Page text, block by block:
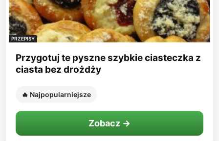
PRZEPISY
Przygotuj te pyszne szybkie ciasteczka z
ciasta bez drożdży
🔥 Najpopularniejsze
Zobacz →